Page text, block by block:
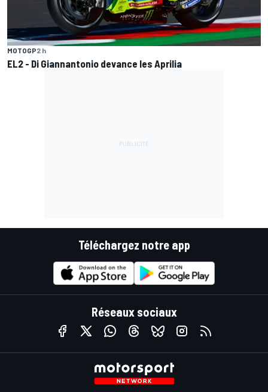
MOTOGP2 h
EL2 - Di Giannantonio devance les Aprilia
Téléchargez notre app
Réseaux sociaux